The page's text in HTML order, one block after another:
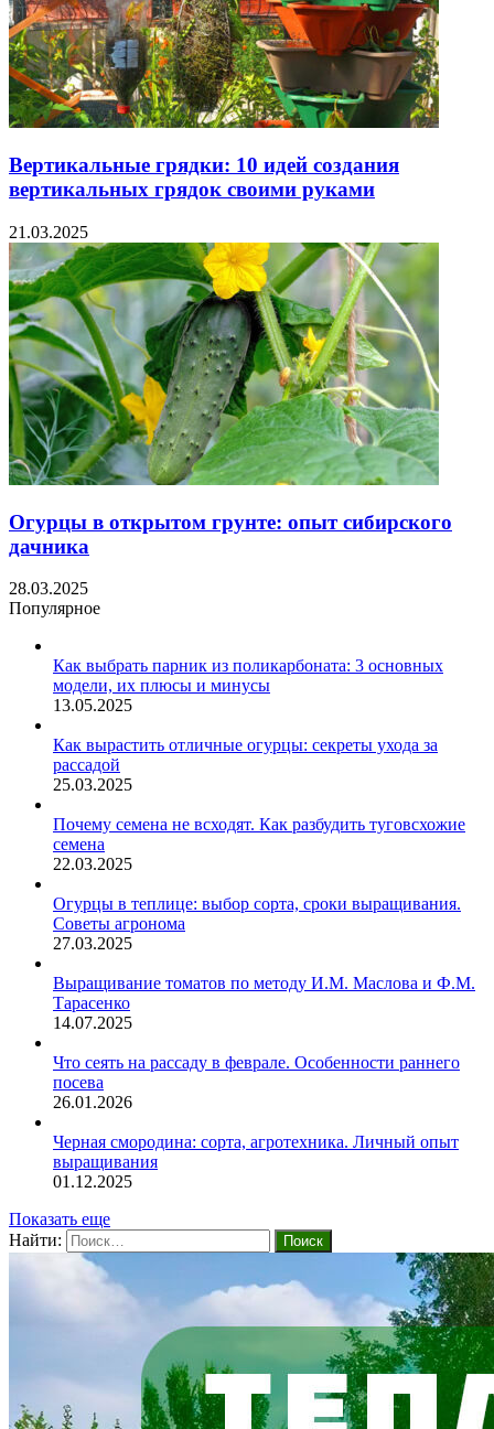
Вертикальные грядки: 10 идей создания
вертикальных грядок своими руками
21.03.2025
Огурцы в открытом грунте: опыт сибирского
дачника
28.03.2025
Популярное
Как выбрать парник из поликарбоната: 3 основных
модели, их плюсы и минусы
13.05.2025
Как вырастить отличные огурцы: секреты ухода за
рассадой
25.03.2025
Почему семена не всходят. Как разбудить туговсхожие
семена
22.03.2025
Огурцы в теплице: выбор сорта, сроки выращивания.
Советы агронома
27.03.2025
Выращивание томатов по методу И.М. Маслова и Ф.М.
Тарасенко
14.07.2025
Что сеять на рассаду в феврале. Особенности раннего
посева
26.01.2026
Черная смородина: сорта, агротехника. Личный опыт
выращивания
01.12.2025
Показать еще
Найти: